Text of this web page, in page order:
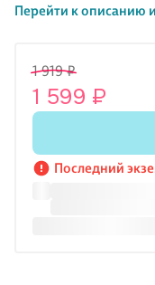
радужные оттенки
истина, которая
ответом на давно
настоящей,
искусственным
Перейти к описанию
1 919 ₽
1 599 ₽
Последний